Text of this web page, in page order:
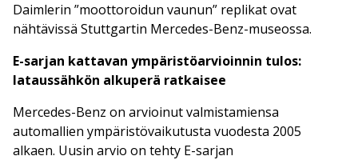
Daimlerin ”moottoroidun vaunun” replikat ovat
nähtävissä Stuttgartin Mercedes-Benz-museossa.
E-sarjan kattavan ympäristöarvioinnin tulos:
lataussähkön alkuperä ratkaisee
Mercedes-Benz on arvioinut valmistamiensa
automallien ympäristövaikutusta vuodesta 2005
alkaen. Uusin arvio on tehty E-sarjan